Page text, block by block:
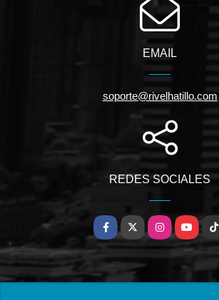
EMAIL
soporte@rivelhatillo.com
REDES SOCIALES
Facebook
X InstagramYouTube